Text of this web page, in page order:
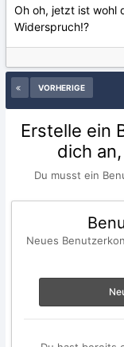
Oh oh, jetzt ist wohl
Widerspruch!?
VORHERIGE
Erstelle ein
dich
Du musst ein
Neues